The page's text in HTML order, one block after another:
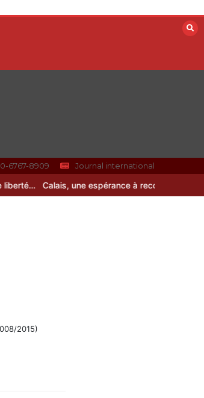
6767-8909 Journal international
Calais, une espérance à reconstruire
2015)